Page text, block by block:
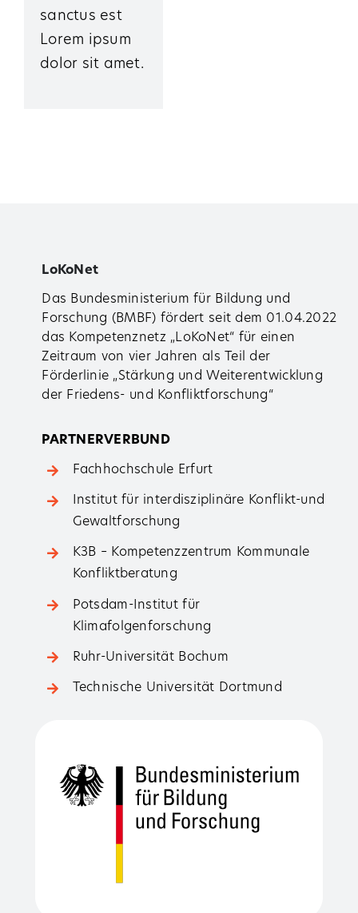
sanctus est
Lorem ipsum
dolor sit amet.
LoKoNet
Das Bundesministerium für Bildung und
Forschung (BMBF) fördert seit dem 01.04.2022
das Kompetenznetz „LoKoNet“ für einen
Zeitraum von vier Jahren als Teil der
Förderlinie „Stärkung und Weiterentwicklung
der Friedens- und Konfliktforschung“
PARTNERVERBUND
Fachhochschule Erfurt
Institut für ­interdisziplinäre Konflikt-­und
Gewaltforschung
K3B – Kompetenzzentrum Kommunale
Konfliktberatung
Potsdam-Institut für
Klimafolgenforschung
Ruhr-Universität Bochum
Technische Universität Dortmund